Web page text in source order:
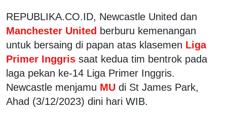
REPUBLIKA.CO.ID, Newcastle United dan
Manchester United berburu kemenangan
untuk bersaing di papan atas klasemen Liga
Primer Inggris saat kedua tim bentrok pada
laga pekan ke-14 Liga Primer Inggris.
Newcastle menjamu MU di St James Park,
Ahad (3/12/2023) dini hari WIB.